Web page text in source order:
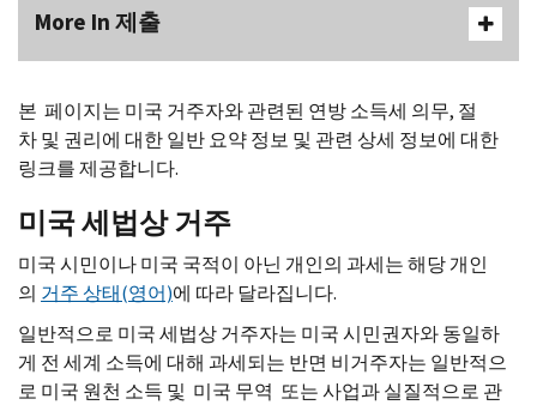
More In 제출
본 페이지는 미국 거주자와 관련된 연방 소득세 의무, 절
차 및 권리에 대한 일반 요약 정보 및 관련 상세 정보에 대한
링크를 제공합니다.
미국 세법상 거주
미국 시민이나 미국 국적이 아닌 개인의 과세는 해당 개인
의 거주 상태(영어)에 따라 달라집니다.
일반적으로 미국 세법상 거주자는 미국 시민권자와 동일하
게 전 세계 소득에 대해 과세되는 반면 비거주자는 일반적으
로 미국 원천 소득 및 미국 무역 또는 사업과 실질적으로 관